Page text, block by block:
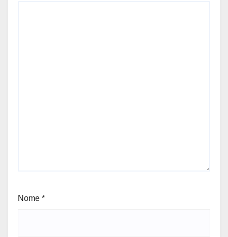
Nome *